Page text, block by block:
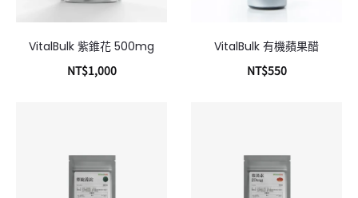
VitalBulk 紫錐花 500mg
NT$1,000
VitalBulk 有機蘋果醋
NT$550